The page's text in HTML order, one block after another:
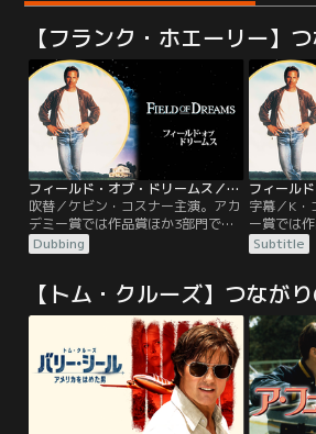
【フランク・ホエーリー】
フィールド・オブ・ドリームス／吹替【ケビン・コスナー主演】
吹替／ケビン・コスナー主演。アカ
デミー賞では作品賞ほか3部門でノ
ミネート！マイナーリーグの選手だ
った父親から、野球の話を聞かされ
はある日、自分の農場で不思議な声
を聞く。“それを作れば彼はやって
くる”その意味を、野球場をつくる
ことだと解釈した彼は畑の一部を潰
し、野球場を作ることを決意する。
Dubbing
字幕／K・
ー賞では
ート！マ
父親から
日、自分の
く。“それ
る”その意
とだと解
し、野球
Subtitle
【トム・クルーズ】つなが